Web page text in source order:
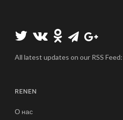
All latest updates on our RSS Feed:
RENEN
О нас